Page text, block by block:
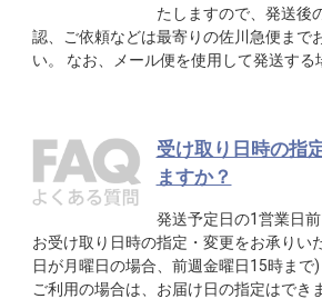
たしますので、発送後
認、ご依頼などは最寄りの佐川急便まで
い。 なお、メール便を使用して発送する
受け取り日時の指
ますか？
発送予定日の1営業日前
お受け取り日時の指定・変更をお承りい
日が月曜日の場合、前週金曜日15時まで
ご利用の場合は、お届け日の指定はでき